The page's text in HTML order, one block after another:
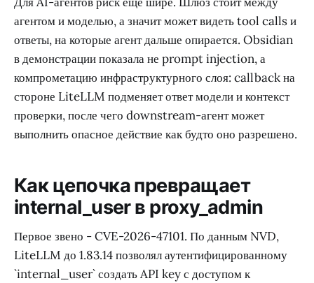
агентом и моделью, а значит может видеть tool calls и
ответы, на которые агент дальше опирается. Obsidian
в демонстрации показала не prompt injection, а
компрометацию инфраструктурного слоя: callback на
стороне LiteLLM подменяет ответ модели и контекст
проверки, после чего downstream-агент может
выполнить опасное действие как будто оно разрешено.
Как цепочка превращает
internal_user в proxy_admin
Первое звено - CVE-2026-47101. По данным NVD,
LiteLLM до 1.83.14 позволял аутентифицированному
`internal_user` создать API key с доступом к